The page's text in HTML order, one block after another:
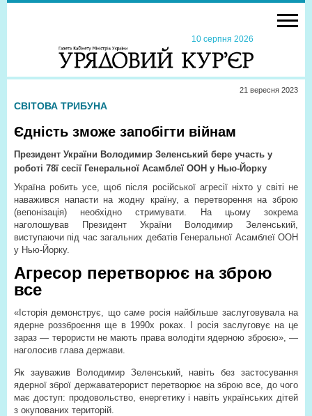
10 серпня 2026
21 вересня 2023
СВІТОВА ТРИБУНА
Єдність зможе запобігти війнам
Президент України Володимир Зеленський бере участь у
роботі 78­ї сесії Генеральної Асамблеї ООН у Нью­-Йорку
Україна робить усе, щоб після російської агресії ніхто у світі не
наважився напасти на жодну країну, а перетворення на зброю
(вепонізація) необхідно стримувати. На цьому зокрема
наголошував Президент України Володимир Зеленський,
виступаючи під час загальних дебатів Генеральної Асамблеї ООН
у Нью-­Йорку.
Агресор перетворює на зброю
все
«Історія демонструє, що саме росія найбільше заслуговувала на
ядерне роззброєння ще в 1990­х роках. І росія заслуговує на це
зараз — терористи не мають права володіти ядерною зброєю», —
наголосив глава держави.
Як зауважив Володимир Зеленський, навіть без застосування
ядерної зброї держава­терорист перетворює на зброю все, до чого
має доступ: продовольство, енергетику і навіть українських дітей
з окупованих територій.